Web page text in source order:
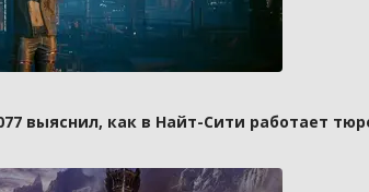
выяснил, как в Найт-Сити работает